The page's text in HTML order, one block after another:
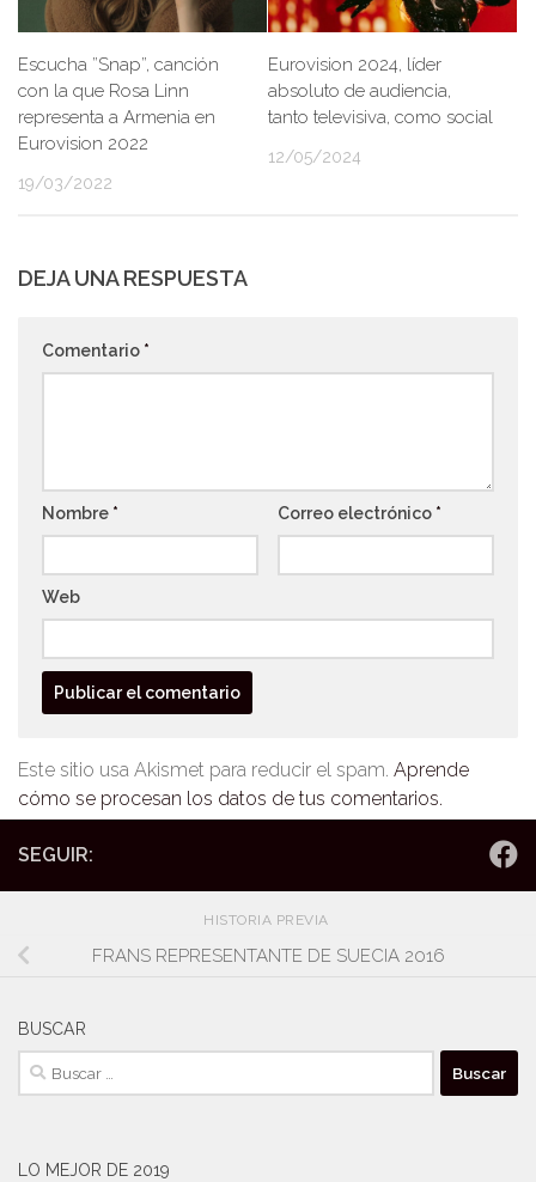
Escucha ”Snap”, canción
con la que Rosa Linn
representa a Armenia en
Eurovision 2022
19/03/2022
Eurovision 2024, líder
absoluto de audiencia,
tanto televisiva, como social
12/05/2024
DEJA UNA RESPUESTA
Comentario *
Nombre * Correo electrónico *
Web
Este sitio usa Akismet para reducir el spam. Aprende
cómo se procesan los datos de tus comentarios.
SEGUIR:
HISTORIA PREVIA
FRANS REPRESENTANTE DE SUECIA 2016
BUSCAR
Buscar:
LO MEJOR DE 2019